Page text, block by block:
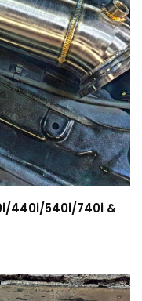
440i/540i/740i &